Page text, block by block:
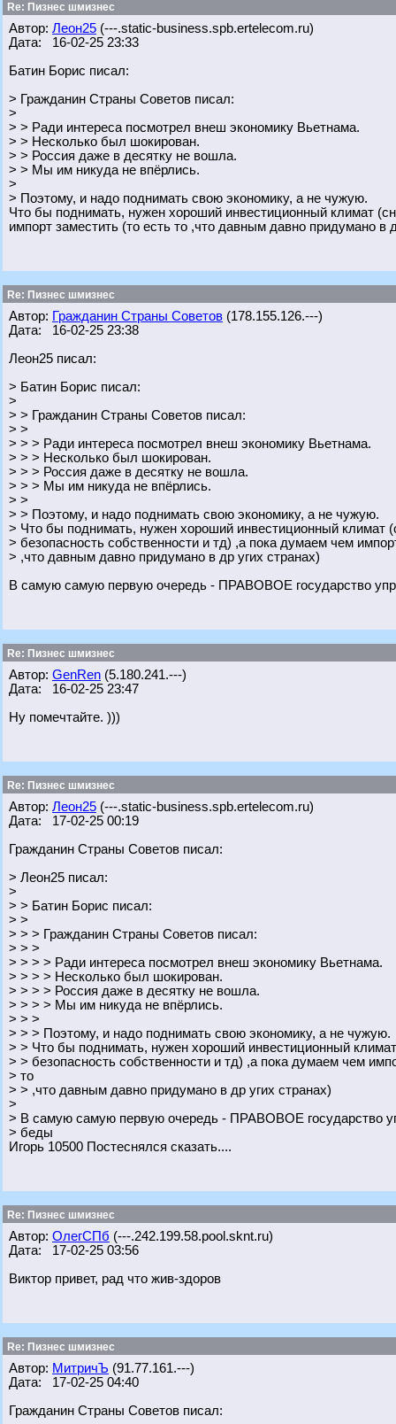
Re: Пизнес шмизнес
Автор: Леон25 (---.static-business.spb.ertelecom.ru)
Дата: 16-02-25 23:33
Батин Борис писал:
> Гражданин Страны Советов писал:
>
> > Ради интереса посмотрел внеш экономику Вьетнама.
> > Несколько был шокирован.
> > Россия даже в десятку не вошла.
> > Мы им никуда не впёрлись.
>
> Поэтому, и надо поднимать свою экономику, а не чужую.
Что бы поднимать, нужен хороший инвестиционный климат
импорт заместить (то есть то ,что давным давно придумано в
Re: Пизнес шмизнес
Автор: Гражданин Страны Советов (178.155.126.---)
Дата: 16-02-25 23:38
Леон25 писал:
> Батин Борис писал:
>
> > Гражданин Страны Советов писал:
> >
> > > Ради интереса посмотрел внеш экономику Вьетнама.
> > > Несколько был шокирован.
> > > Россия даже в десятку не вошла.
> > > Мы им никуда не впёрлись.
> >
> > Поэтому, и надо поднимать свою экономику, а не чужую.
> Что бы поднимать, нужен хороший инвестиционный климат
> безопасность собственности и тд) ,а пока думаем чем
> ,что давным давно придумано в др угих странах)
В самую самую первую очередь - ПРАВОВОЕ государство
Re: Пизнес шмизнес
Автор: GenRen (5.180.241.---)
Дата: 16-02-25 23:47
Ну помечтайте. )))
Re: Пизнес шмизнес
Автор: Леон25 (---.static-business.spb.ertelecom.ru)
Дата: 17-02-25 00:19
Гражданин Страны Советов писал:
> Леон25 писал:
>
> > Батин Борис писал:
> >
> > > Гражданин Страны Советов писал:
> > >
> > > > Ради интереса посмотрел внеш экономику Вьетнама.
> > > > Несколько был шокирован.
> > > > Россия даже в десятку не вошла.
> > > > Мы им никуда не впёрлись.
> > >
> > > Поэтому, и надо поднимать свою экономику, а не чужую.
> > Что бы поднимать, нужен хороший инвестиционный
> > безопасность собственности и тд) ,а пока думаем чем
> то
> > ,что давным давно придумано в др угих странах)
>
> В самую самую первую очередь - ПРАВОВОЕ государство
> беды
Игорь 10500 Постеснялся сказать....
Re: Пизнес шмизнес
Автор: ОлегСПб (---.242.199.58.pool.sknt.ru)
Дата: 17-02-25 03:56
Виктор привет, рад что жив-здоров
Re: Пизнес шмизнес
Автор: МитричЪ (91.77.161.---)
Дата: 17-02-25 04:40
Гражданин Страны Советов писал: